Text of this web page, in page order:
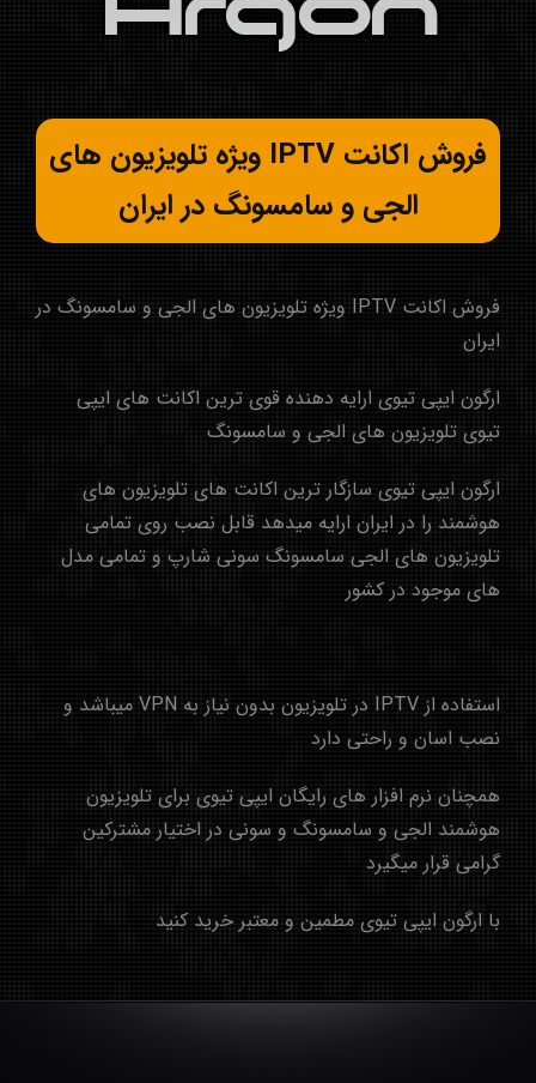
فروش اکانت IPTV ویژه تلویزیون های
الجی و سامسونگ در ایران
فروش اکانت IPTV ویژه تلویزیون های الجی و سامسونگ در
ایران
ارگون ایپی تیوی ارایه دهنده قوی ترین اکانت های ایپی
تیوی تلویزیون های الجی و سامسونگ
ارگون ایپی تیوی سازگار ترین اکانت های تلویزیون های
هوشمند را در ایران ارایه میدهد قابل نصب روی تمامی
تلویزیون های الجی سامسونگ سونی شارپ و تمامی مدل
های موجود در کشور
استفاده از IPTV در تلویزیون بدون نیاز به VPN میباشد و
نصب اسان و راحتی دارد
همچنان نرم افزار های رایگان ایپی تیوی برای تلویزیون
هوشمند الجی و سامسونگ و سونی در اختیار مشترکین
گرامی قرار میگیرد
با ارگون ایپی تیوی مطمین و معتبر خرید کنید